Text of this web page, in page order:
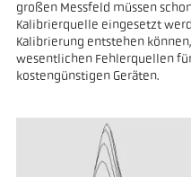
großen Messfeld müssen
Kalibrierquelle eingesetzt
Kalibrierung entstehen
wesentlichen Fehlerquellen
kostengünstigen Geräten.